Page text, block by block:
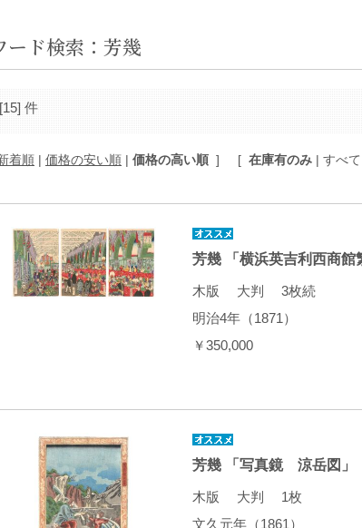
ード検索：芳幾
[15] 件
着順 | 価格の安い順 | 価格の高い順 ] [ 在庫有のみ | すべ
芳幾 「横浜英吉利西商館
木版 大判 3枚続
明治4年（1871）
￥350,000
芳幾 「写真鏡 涼岳図」
木版 大判 1枚
文久元年（1861）